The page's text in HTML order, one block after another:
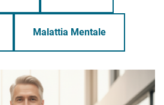
Malattia Mentale